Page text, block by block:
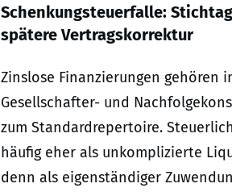
Schenkungsteuerfalle:
spätere Vertragskorrektur
Zinslose Finanzierungen gehören
Gesellschafter- und
zum Standardrepertoire.
häufig eher als unkomplizierte
denn als eigenständiger